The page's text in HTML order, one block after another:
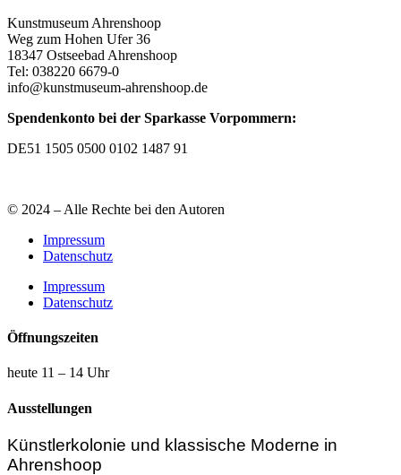
Kunstmuseum Ahrenshoop
Weg zum Hohen Ufer 36
18347 Ostseebad Ahrenshoop
Tel: 038220 6679-0
info@kunstmuseum-ahrenshoop.de
Spendenkonto bei der Sparkasse Vorpommern:
DE51 1505 0500 0102 1487 91
© 2024 – Alle Rechte bei den Autoren
Impressum
Datenschutz
Impressum
Datenschutz
Öffnungszeiten
heute 11 – 14 Uhr
Ausstellungen
Künstlerkolonie und klassische Moderne in
Ahrenshoop